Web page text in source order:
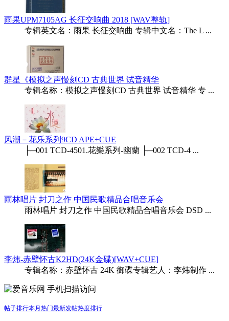
雨果UPM7105AG 长征交响曲 2018 [WAV整轨]
专辑英文名：雨果 长征交响曲 专辑中文名：The L ...
群星《模拟之声慢刻CD 古典世界 试音精华
专辑名称：模拟之声慢刻CD 古典世界 试音精华 专 ...
风潮－花乐系列9CD APE+CUE
├─001 TCD-4501.花樂系列-幽蘭 ├─002 TCD-4 ...
雨林唱片 封刀之作 中国民歌精品合唱音乐会
雨林唱片 封刀之作 中国民歌精品合唱音乐会 DSD ...
李炜-赤壁怀古K2HD(24K金碟)[WAV+CUE]
专辑名称：赤壁怀古 24K 御碟专辑艺人：李炜制作 ...
手机扫描访问
帖子排行本月热门最新发帖热度排行